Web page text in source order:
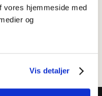
vores hjemmeside med
og
Vis detaljer
udgave af
om